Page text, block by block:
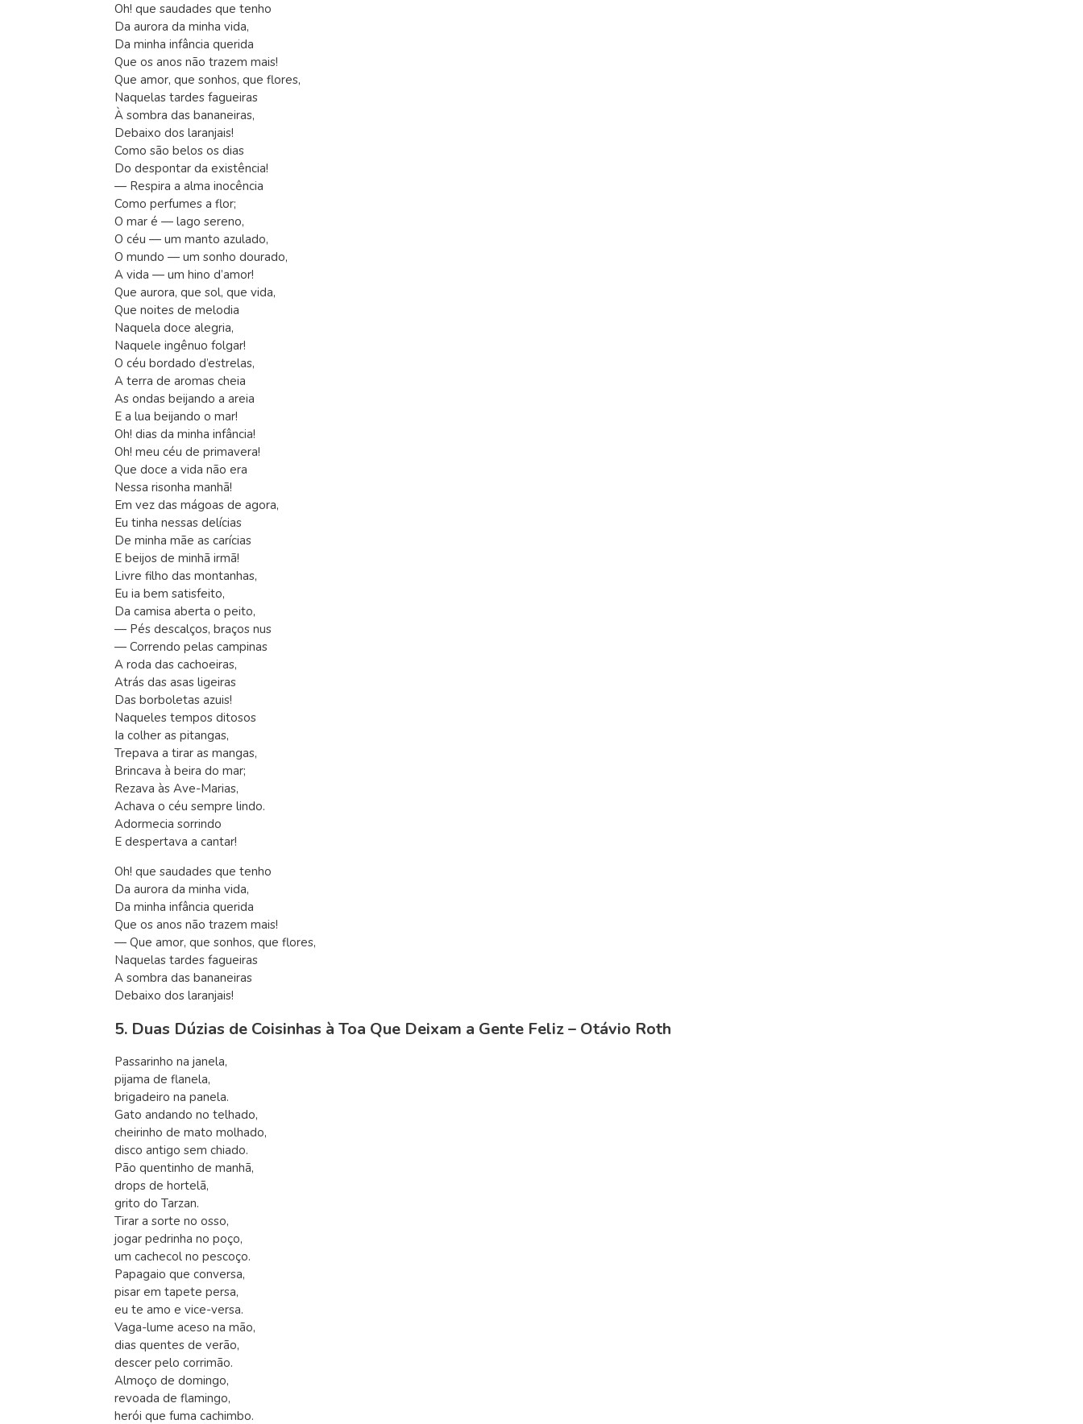
Oh! que saudades que tenho
Da aurora da minha vida,
Da minha infância querida
Que os anos não trazem mais!
Que amor, que sonhos, que flores,
Naquelas tardes fagueiras
À sombra das bananeiras,
Debaixo dos laranjais!
Como são belos os dias
Do despontar da existência!
— Respira a alma inocência
Como perfumes a flor;
O mar é — lago sereno,
O céu — um manto azulado,
O mundo — um sonho dourado,
A vida — um hino d’amor!
Que aurora, que sol, que vida,
Que noites de melodia
Naquela doce alegria,
Naquele ingênuo folgar!
O céu bordado d’estrelas,
A terra de aromas cheia
As ondas beijando a areia
E a lua beijando o mar!
Oh! dias da minha infância!
Oh! meu céu de primavera!
Que doce a vida não era
Nessa risonha manhã!
Em vez das mágoas de agora,
Eu tinha nessas delícias
De minha mãe as carícias
E beijos de minhã irmã!
Livre filho das montanhas,
Eu ia bem satisfeito,
Da camisa aberta o peito,
— Pés descalços, braços nus
— Correndo pelas campinas
A roda das cachoeiras,
Atrás das asas ligeiras
Das borboletas azuis!
Naqueles tempos ditosos
Ia colher as pitangas,
Trepava a tirar as mangas,
Brincava à beira do mar;
Rezava às Ave-Marias,
Achava o céu sempre lindo.
Adormecia sorrindo
E despertava a cantar!
Oh! que saudades que tenho
Da aurora da minha vida,
Da minha infância querida
Que os anos não trazem mais!
— Que amor, que sonhos, que flores,
Naquelas tardes fagueiras
A sombra das bananeiras
Debaixo dos laranjais!
5. Duas Dúzias de Coisinhas à Toa Que Deixam a Gente Feliz – Otávio Roth
Passarinho na janela,
pijama de flanela,
brigadeiro na panela.
Gato andando no telhado,
cheirinho de mato molhado,
disco antigo sem chiado.
Pão quentinho de manhã,
drops de hortelã,
grito do Tarzan.
Tirar a sorte no osso,
jogar pedrinha no poço,
um cachecol no pescoço.
Papagaio que conversa,
pisar em tapete persa,
eu te amo e vice-versa.
Vaga-lume aceso na mão,
dias quentes de verão,
descer pelo corrimão.
Almoço de domingo,
revoada de flamingo,
herói que fuma cachimbo.